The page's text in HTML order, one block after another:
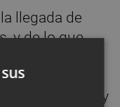
llegada de
y de lo que
tenemos
electricidad hay